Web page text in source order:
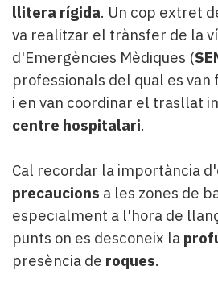
llitera rígida. Un cop extret
va realitzar el trànsfer de la
d'Emergències Mèdiques (
professionals del qual es
i en van coordinar el trasllat
centre hospitalari.
Cal recordar la importància d'
precaucions a les zones de
especialment a l'hora de
punts on es desconeix la
presència de roques.